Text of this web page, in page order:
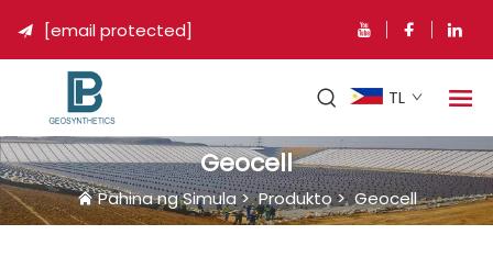
 [email protected]
TL
Geocell
Pahina ng Simula>Produkto>Geocell